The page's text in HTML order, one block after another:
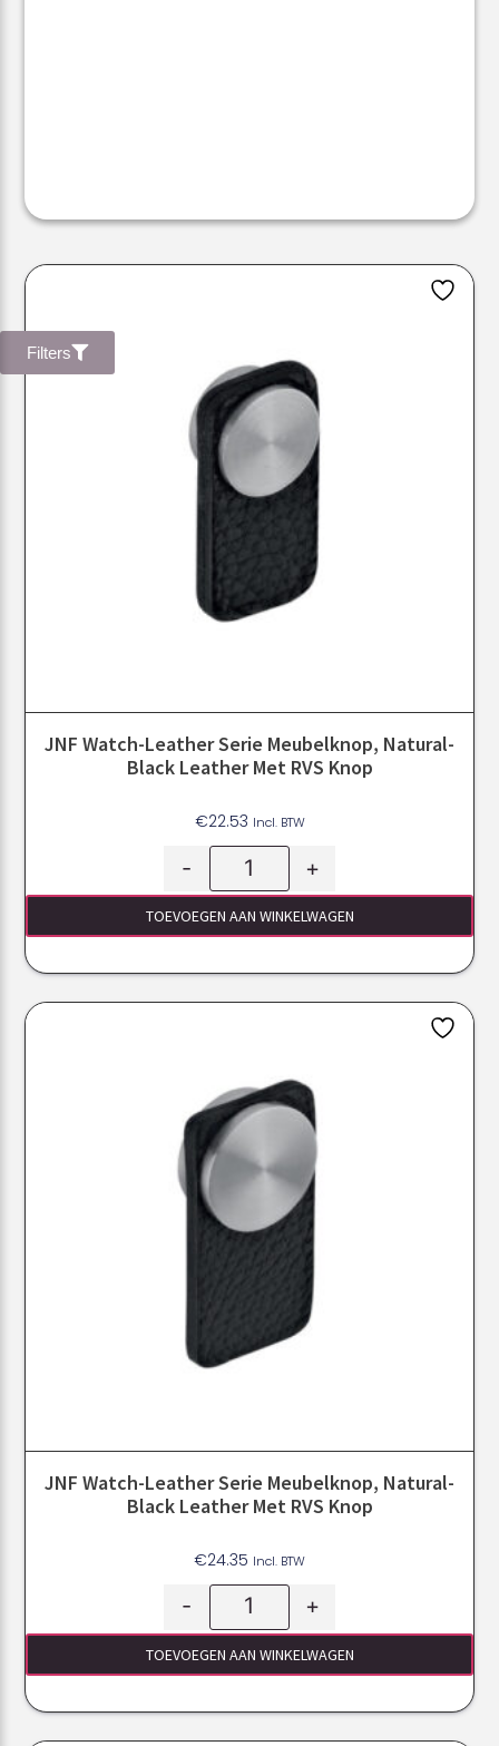
Filters
JNF Watch-Leather Serie Meubelknop, Natural-
Black Leather Met RVS Knop
€22.53 Incl. BTW
- +
TOEVOEGEN AAN WINKELWAGEN
JNF Watch-Leather Serie Meubelknop, Natural-
Black Leather Met RVS Knop
€24.35 Incl. BTW
- +
TOEVOEGEN AAN WINKELWAGEN